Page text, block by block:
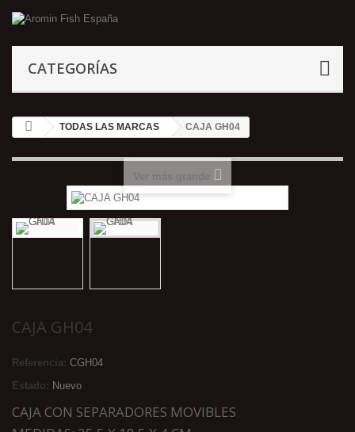
CATEGORÍAS
TODAS LAS MARCAS CAJA GH04
CAJA GH04
Referencia: CGH04
Estado: Nuevo
CAJA CON SEPARADORES MOVIBLES